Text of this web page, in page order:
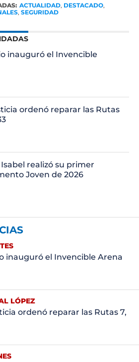
ACTUALIDAD, DESTACADO,
, SEGURIDAD
inauguró el Invencible
ordenó reparar las Rutas
realizó su primer
Joven de 2026
inauguró el Invencible Arena
LÓPEZ
ordenó reparar las Rutas 7,